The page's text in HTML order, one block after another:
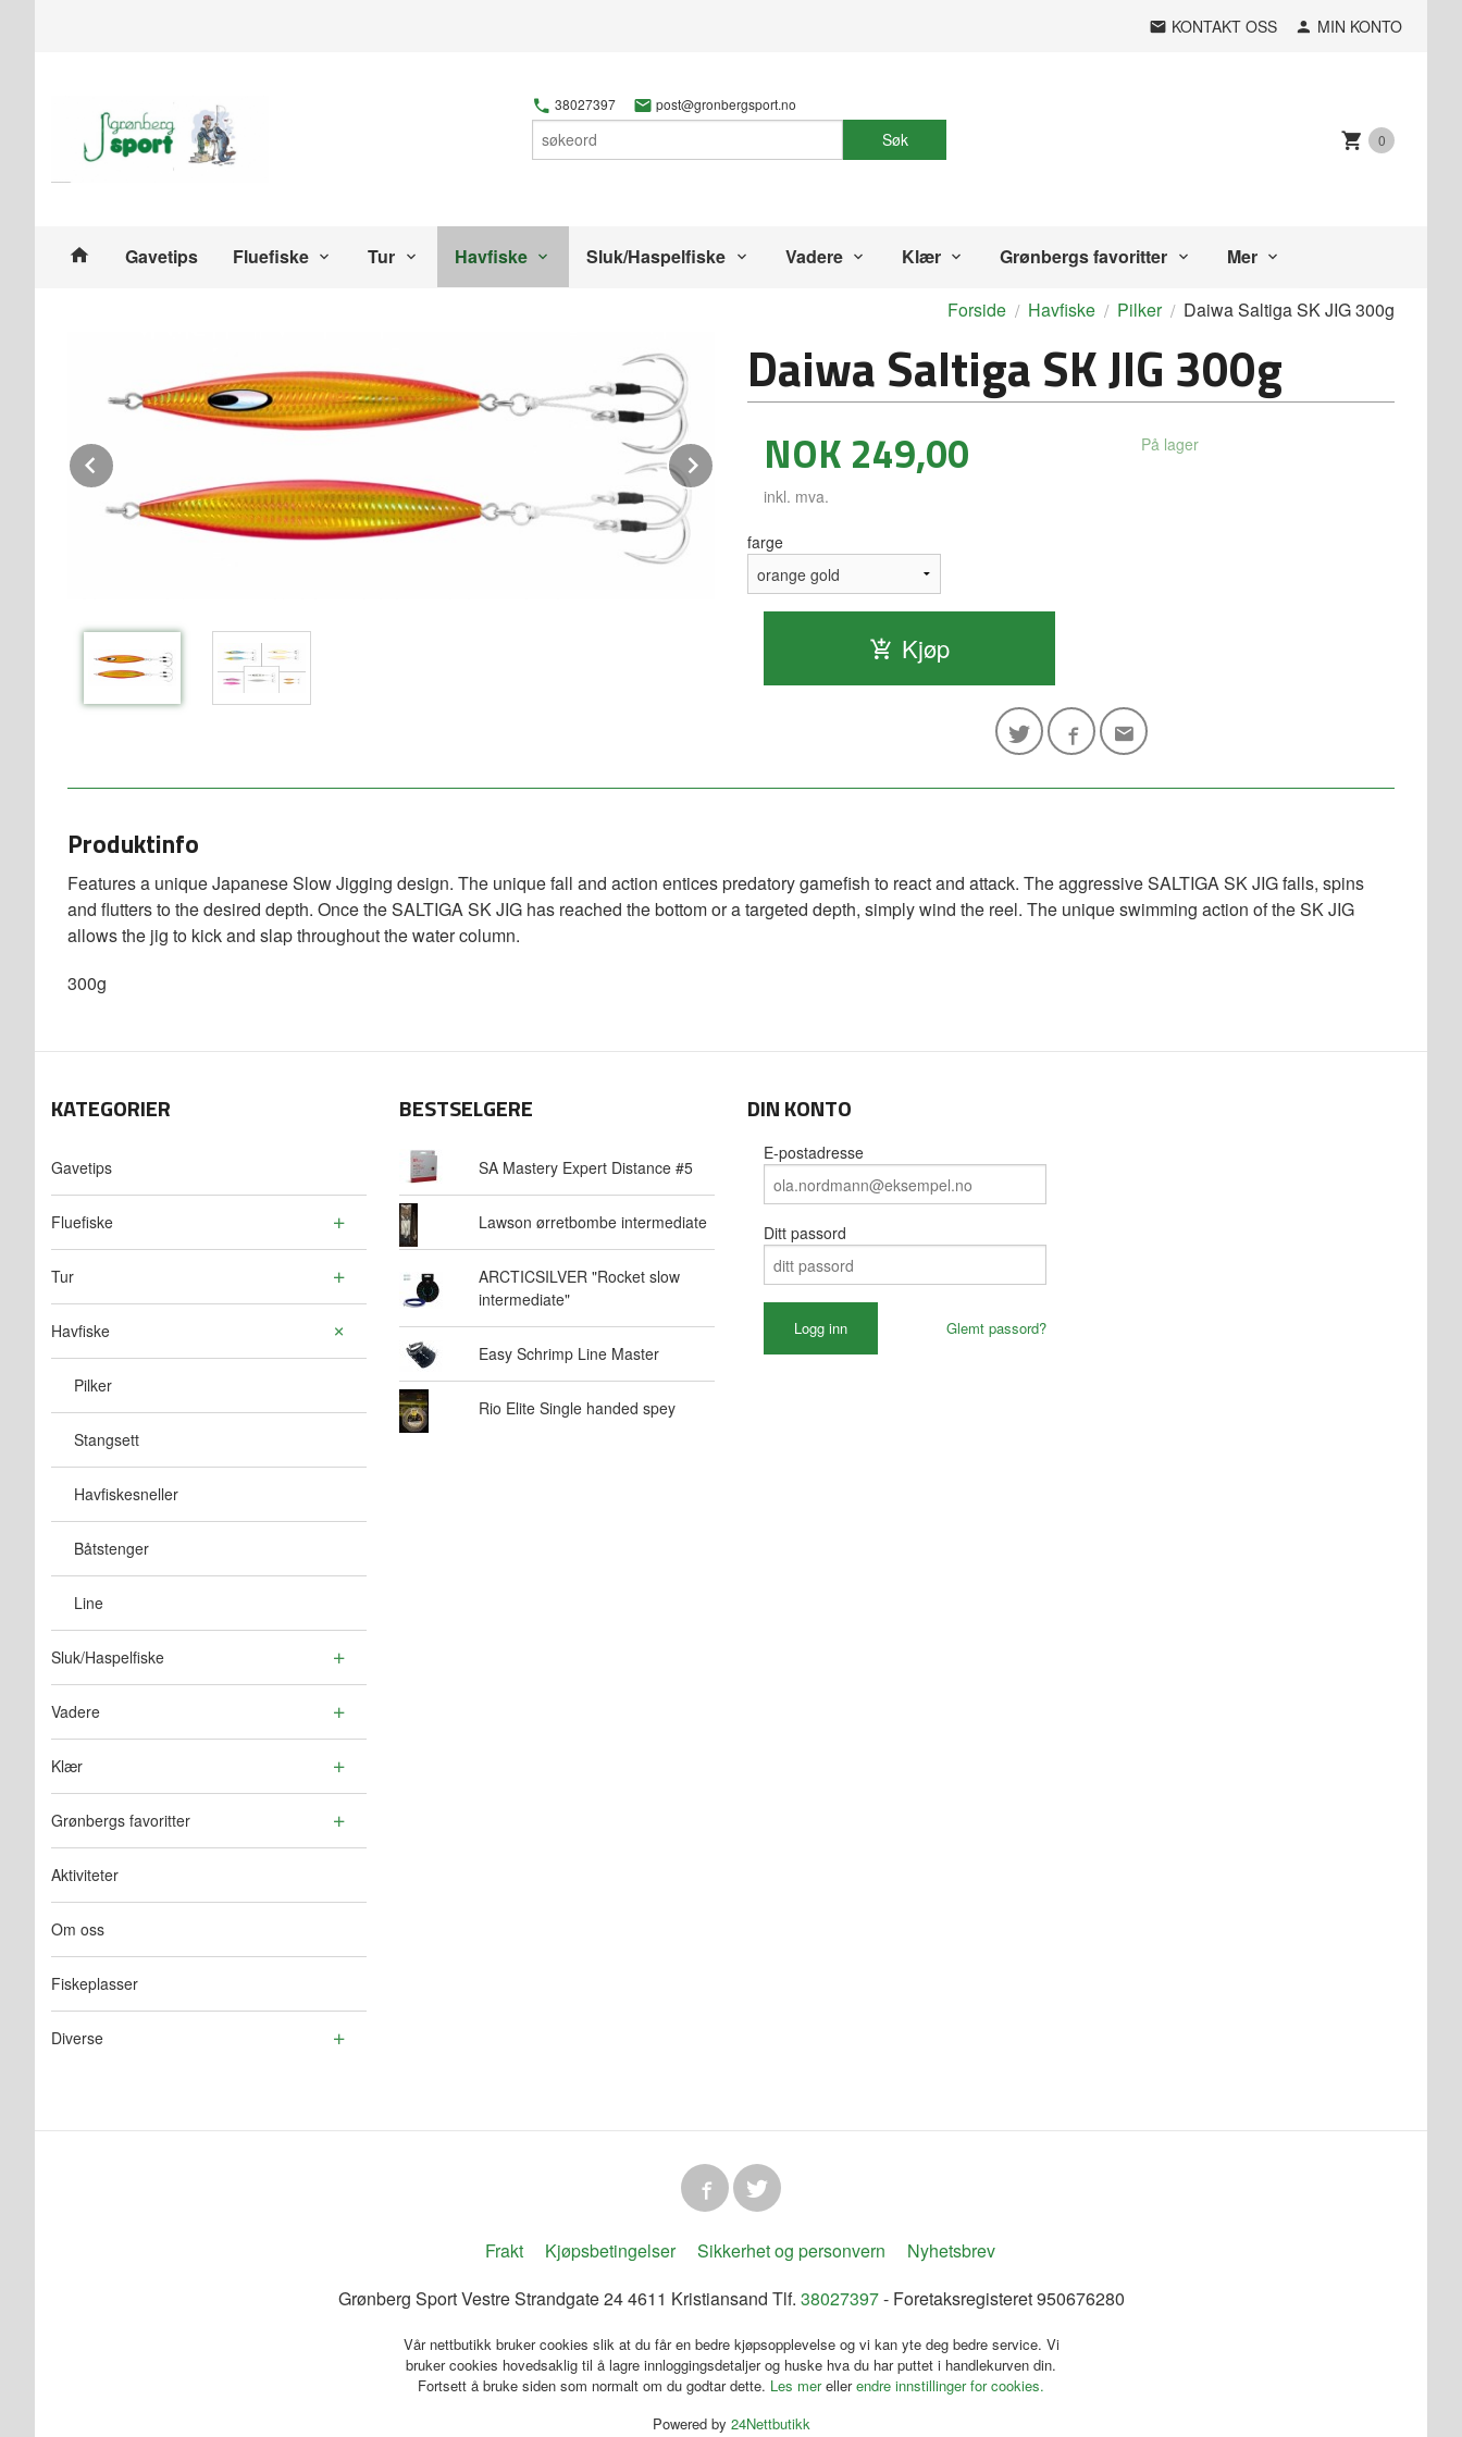
KONTAKT OSS MIN KONTO
38027397 post@gronbergsport.no
Søk 0
Produkter
Gavetips Fluefiske Tur Havfiske Sluk/Haspelfiske Vadere Klær Grønbergs favoritter Mer
Forside Havfiske Pilker Daiwa Saltiga SK JIG 300g
Daiwa Saltiga SK JIG 300g
Pris
NOK 249,00
inkl. mva.
På lager
farge
Kjøp
Produktinfo
Features a unique Japanese Slow Jigging design. The unique fall and action entices predatory gamefish to react and attack. The aggressive SALTIGA SK JIG falls, spins
and flutters to the desired depth. Once the SALTIGA SK JIG has reached the bottom or a targeted depth, simply wind the reel. The unique swimming action of the SK JIG
allows the jig to kick and slap throughout the water column.
300g
KATEGORIER
Gavetips
Fluefiske
Tur
Havfiske
Pilker
Stangsett
Havfiskesneller
Båtstenger
Line
Sluk/Haspelfiske
Vadere
Klær
Grønbergs favoritter
Aktiviteter
Om oss
Fiskeplasser
Diverse
BESTSELGERE
SA Mastery Expert Distance #5
Lawson ørretbombe intermediate
ARCTICSILVER "Rocket slow
intermediate"
Easy Schrimp Line Master
Rio Elite Single handed spey
DIN KONTO
E-postadresse
Ditt passord
Glemt passord?
Frakt Kjøpsbetingelser Sikkerhet og personvern
Nyhetsbrev
Grønberg Sport Vestre Strandgate 24 4611 Kristiansand Tlf. 38027397- Foretaksregisteret 950676280
Vår nettbutikk bruker cookies slik at du får en bedre kjøpsopplevelse og vi kan yte deg bedre service. Vi
bruker cookies hovedsaklig til å lagre innloggingsdetaljer og huske hva du har puttet i handlekurven din.
Fortsett å bruke siden som normalt om du godtar dette. Les merellerendre innstillinger for cookies.
Powered by 24Nettbutikk